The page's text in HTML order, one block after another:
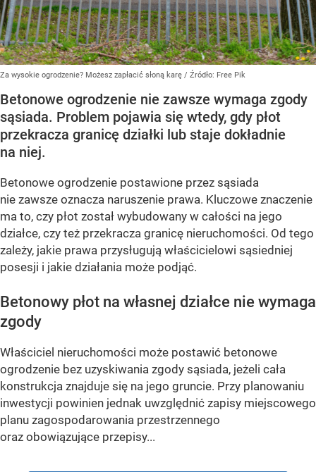
Za wysokie ogrodzenie? Możesz zapłacić słoną karę / Źródło: Free Pik
Betonowe ogrodzenie nie zawsze wymaga zgody
sąsiada. Problem pojawia się wtedy, gdy płot
przekracza granicę działki lub staje dokładnie
na niej.
Betonowe ogrodzenie postawione przez sąsiada
nie zawsze oznacza naruszenie prawa. Kluczowe znaczenie
ma to, czy płot został wybudowany w całości na jego
działce, czy też przekracza granicę nieruchomości. Od tego
zależy, jakie prawa przysługują właścicielowi sąsiedniej
posesji i jakie działania może podjąć.
Betonowy płot na własnej działce nie wymaga
zgody
Właściciel nieruchomości może postawić betonowe
ogrodzenie bez uzyskiwania zgody sąsiada, jeżeli cała
konstrukcja znajduje się na jego gruncie. Przy planowaniu
inwestycji powinien jednak uwzględnić zapisy miejscowego
planu zagospodarowania przestrzennego
oraz obowiązujące przepisy...